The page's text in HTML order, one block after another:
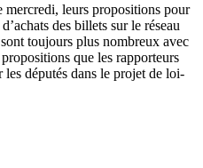
mercredi, leurs propositions pour
des billets sur le réseau
toujours plus nombreux avec
que les rapporteurs
députés dans le projet de loi-